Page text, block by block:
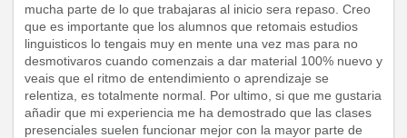
mucha parte de lo que trabajaras al inicio sera repaso. Creo
que es importante que los alumnos que retomais estudios
linguisticos lo tengais muy en mente una vez mas para no
desmotivaros cuando comenzais a dar material 100% nuevo y
veais que el ritmo de entendimiento o aprendizaje se
relentiza, es totalmente normal. Por ultimo, si que me gustaria
añadir que mi experiencia me ha demostrado que las clases
presenciales suelen funcionar mejor con la mayor parte de